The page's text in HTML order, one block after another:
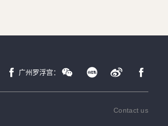
广州罗浮宫：
Contact us